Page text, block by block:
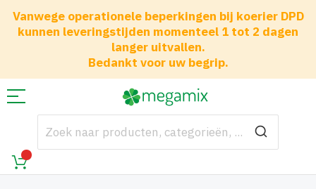
Vanwege operationele beperkingen bij koerier DPD
kunnen leveringstijden momenteel 1 tot 2 dagen
langer uitvallen.
Bedankt voor uw begrip.